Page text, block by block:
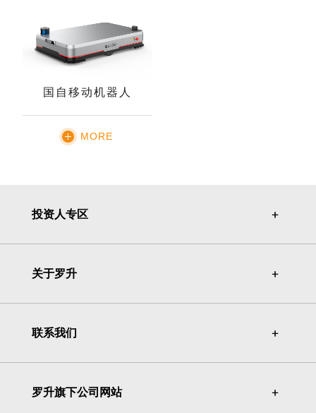
国自移动机器人
MORE
投资人专区 ＋
＋
关于罗升 ＋
＋
联系我们 ＋
＋
罗升旗下公司网站 ＋
＋